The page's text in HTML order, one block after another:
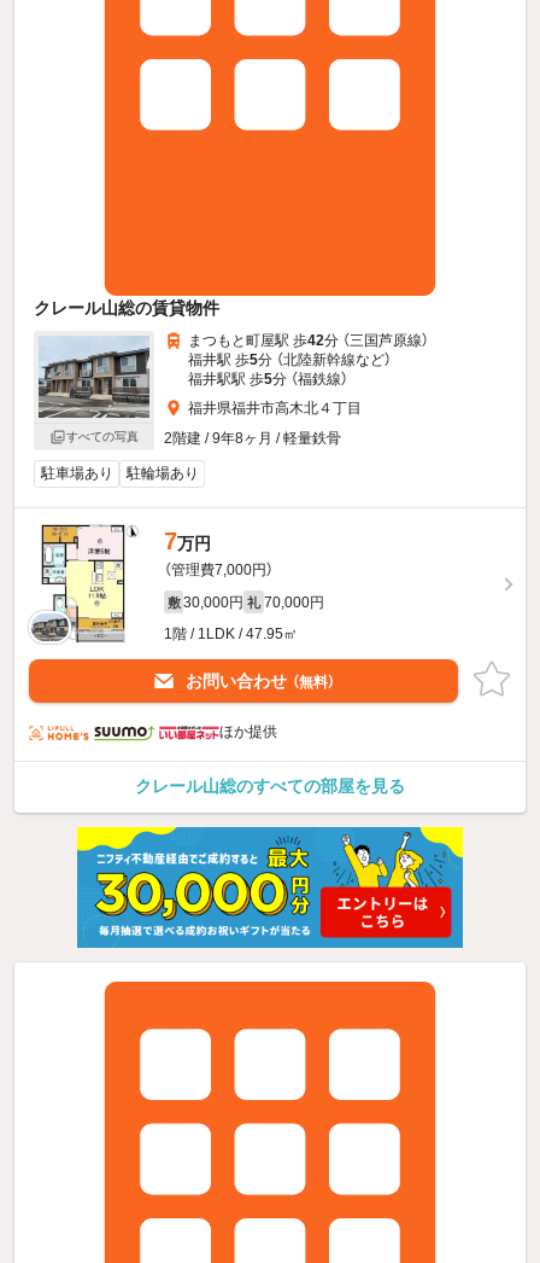
クレール山総の賃貸物件
すべての写真
まつもと町屋駅 歩42分 （三国芦原線）
福井駅 歩5分 （北陸新幹線など）
福井駅駅 歩5分 （福鉄線）
福井県福井市高木北４丁目
2階建 / 9年8ヶ月 / 軽量鉄骨
駐車場あり 駐輪場あり
7万円
（管理費7,000円）
敷 30,000円 礼 70,000円
1階 / 1LDK / 47.95㎡
お問い合わせ （無料）
ほか提供
クレール山総のすべての部屋を見る